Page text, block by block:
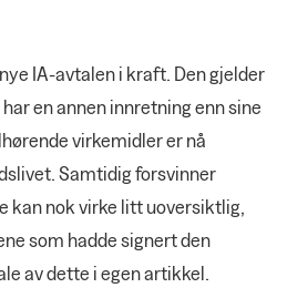
IA-avtalen i kraft. Den gjelder
en annen innretning enn sine
virkemidler er nå
Samtidig forsvinner
kan nok virke litt uoversiktlig,
som hadde signert den
av dette i egen artikkel.